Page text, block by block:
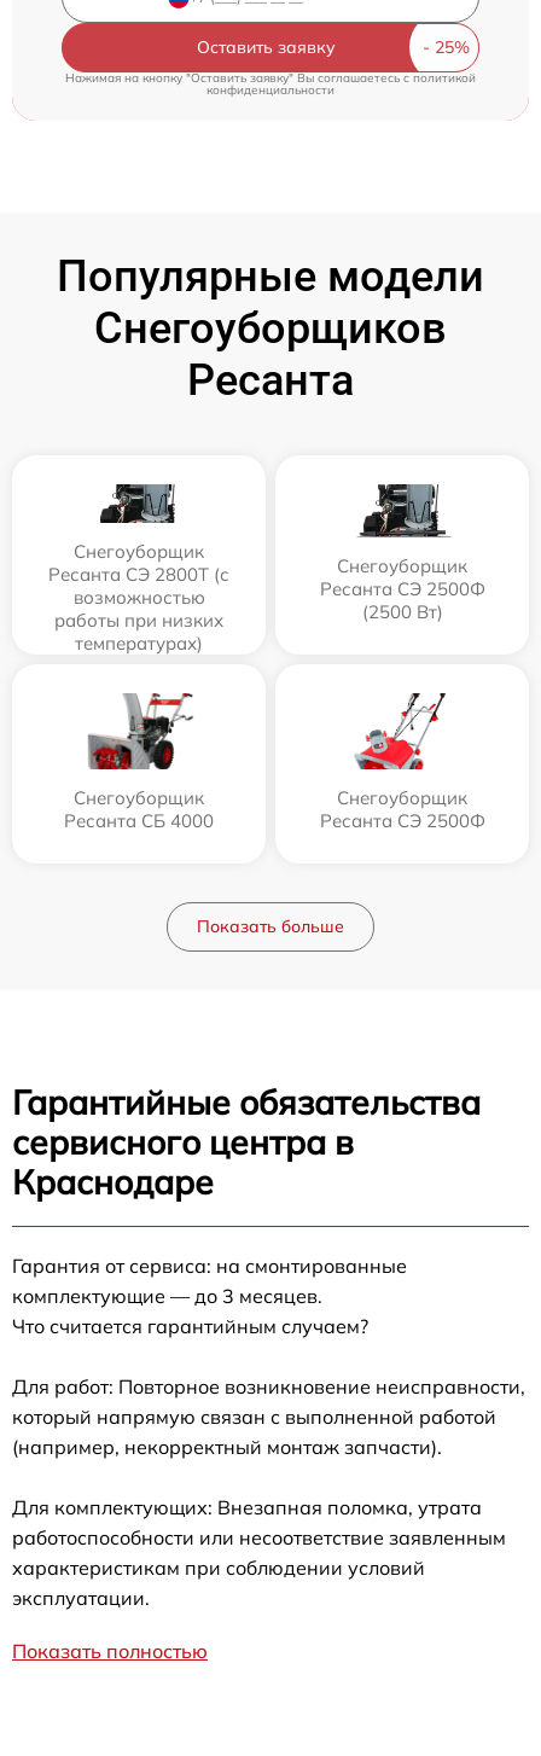
Оставить заявку
Нажимая на кнопку "Оставить заявку" Вы соглашаетесь cполитикой
конфиденциальности
Популярные модели
Снегоуборщиков
Ресанта
Снегоуборщик
Ресанта СЭ 2800Т (с
возможностью
работы при низких
температурах)
Снегоуборщик
Ресанта СЭ 2500Ф
(2500 Вт)
Снегоуборщик
Ресанта СБ 4000
Снегоуборщик
Ресанта СЭ 2500Ф
Показать больше
Гарантийные обязательства
сервисного центра в
Краснодаре
Гарантия от сервиса: на смонтированные
комплектующие — до 3 месяцев.
Что считается гарантийным случаем?
Для работ: Повторное возникновение неисправности,
который напрямую связан с выполненной работой
(например, некорректный монтаж запчасти).
Для комплектующих: Внезапная поломка, утрата
работоспособности или несоответствие заявленным
характеристикам при соблюдении условий
эксплуатации.
Показать полностью